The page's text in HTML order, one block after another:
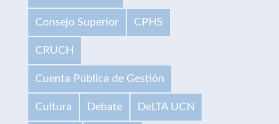
Consejo Superior CPHS
CRUCH
Cuenta Pública de Gestión
Cultura Debate DeLTA UCN